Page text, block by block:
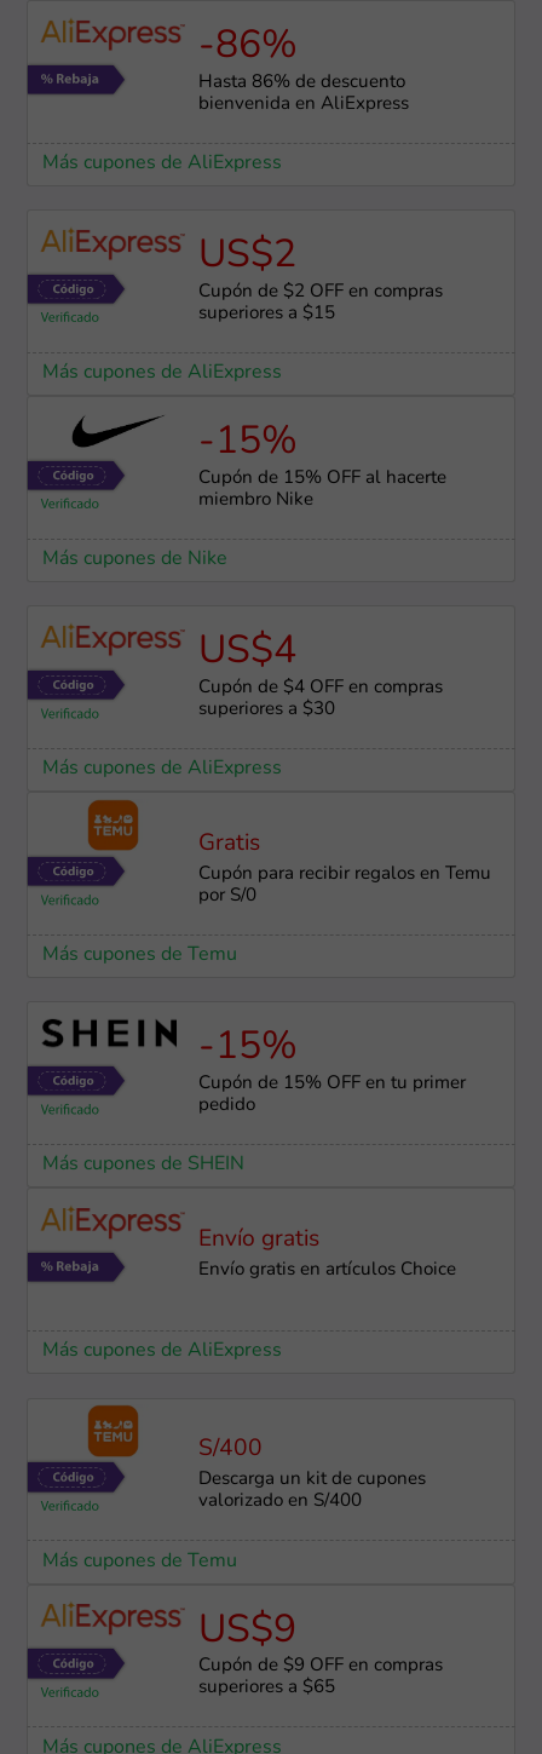
-86%
Hasta 86% de descuento
bienvenida en AliExpress
Más cupones de AliExpress
US$2
Cupón de $2 OFF en compras
superiores a $15
Más cupones de AliExpress
-15%
Cupón de 15% OFF al hacerte
miembro Nike
Más cupones de Nike
US$4
Cupón de $4 OFF en compras
superiores a $30
Más cupones de AliExpress
Gratis
Cupón para recibir regalos en Temu
por S/0
Más cupones de Temu
-15%
Cupón de 15% OFF en tu primer
pedido
Más cupones de SHEIN
Envío gratis
Envío gratis en artículos Choice
Más cupones de AliExpress
S/400
Descarga un kit de cupones
valorizado en S/400
Más cupones de Temu
US$9
Cupón de $9 OFF en compras
superiores a $65
Más cupones de AliExpress